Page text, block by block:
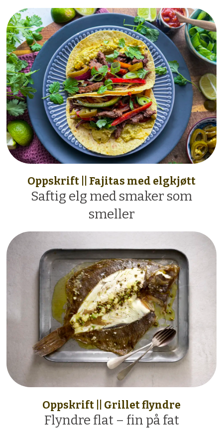
Oppskrift || Fajitas med elgkjøtt
Saftig elg med smaker som
smeller
Oppskrift || Grillet flyndre
Flyndre flat – fin på fat